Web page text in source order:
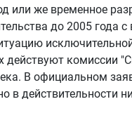
или же временное
до 2005 года
комиссии
В официальном
в действительности